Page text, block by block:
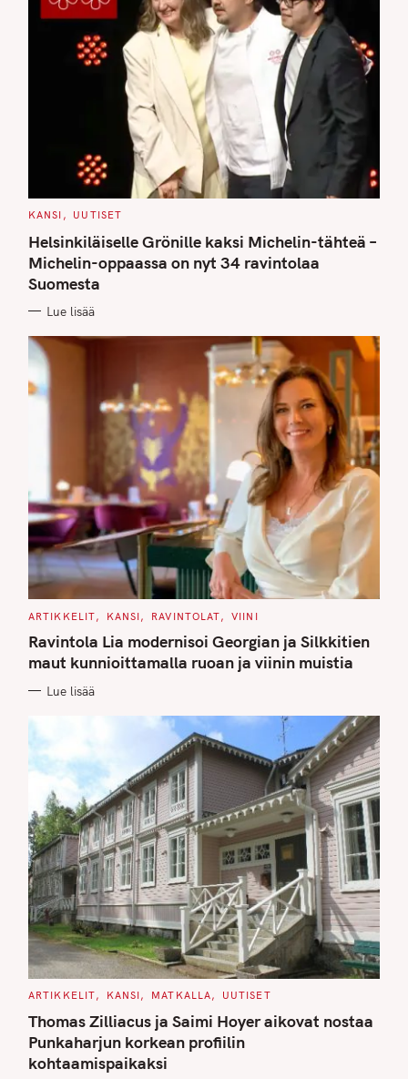
C
T
E
G
O
R
I
S
KANSI UUTISET
Helsinkiläiselle Grönille kaksi Michelin-tähteä –
Michelin-oppaassa on nyt 34 ravintolaa
Suomesta
Lue lisää
C
T
E
G
O
I
ARTIKKELIT KANSI RAVINTOLAT VIINI
Ravintola Lia modernisoi Georgian ja Silkkitien
maut kunnioittamalla ruoan ja viinin muistia
Lue lisää
C
T
E
G
O
R
I
ARTIKKELIT KANSI MATKALLA UUTISET
Thomas Zilliacus ja Saimi Hoyer aikovat nostaa
Punkaharjun korkean profiilin
kohtaamispaikaksi